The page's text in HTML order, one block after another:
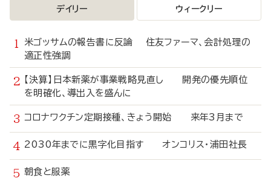
デイリー ウィークリー
米ゴッサムの報告書に反論 住友ファーマ、会計処理の
適正性強調
【決算】日本新薬が事業戦略見直し 開発の優先順位
を明確化、導出入を盛んに
コロナワクチン定期接種、きょう開始 来年3月まで
2030年までに黒字化目指す オンコリス・浦田社長
朝食と服薬